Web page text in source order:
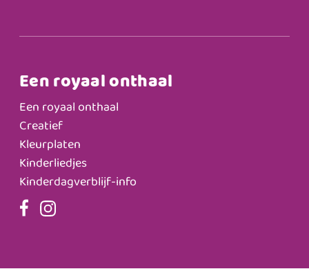
Een royaal onthaal
Een royaal onthaal
Creatief
Kleurplaten
Kinderliedjes
Kinderdagverblijf-info